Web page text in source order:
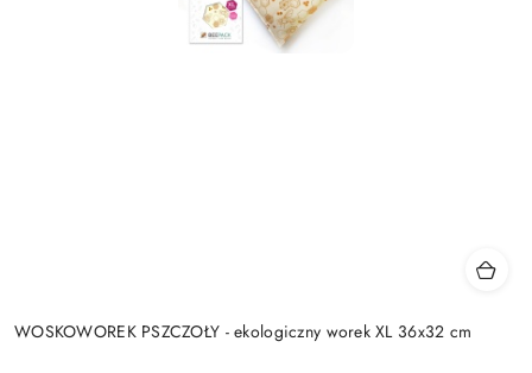
WOSKOWOREK PSZCZOŁY - ekologiczny worek XL 36x32 cm